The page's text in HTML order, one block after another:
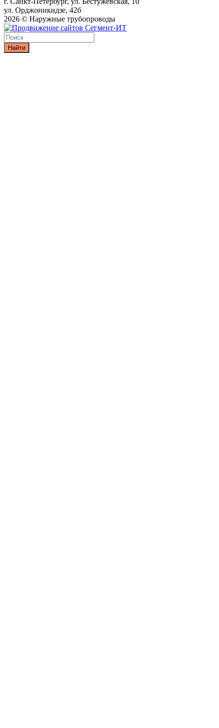
ул. Орджоникидзе, 42б
2026 © Наружные трубопроводы
Найти